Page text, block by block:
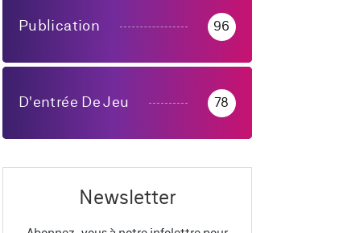
Publication 96
D'entrée De Jeu 78
Newsletter